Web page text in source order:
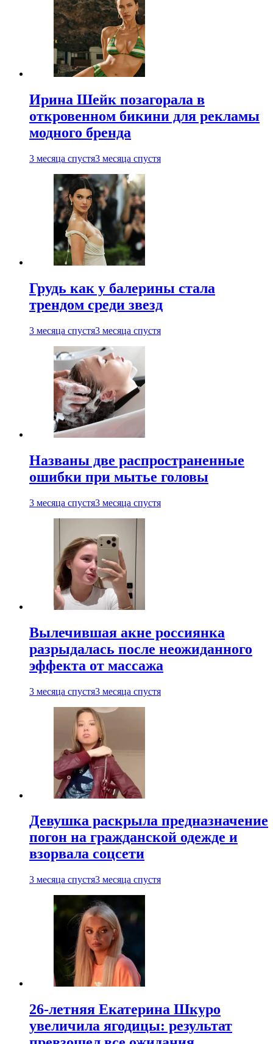
Ирина Шейк позагорала в
откровенном бикини для рекламы
модного бренда
3 месяца спустя3 месяца спустя
Грудь как у балерины стала
трендом среди звезд
3 месяца спустя3 месяца спустя
Названы две распространенные
ошибки при мытье головы
3 месяца спустя3 месяца спустя
Вылечившая акне россиянка
разрыдалась после неожиданного
эффекта от массажа
3 месяца спустя3 месяца спустя
Девушка раскрыла предназначение
погон на гражданской одежде и
взорвала соцсети
3 месяца спустя3 месяца спустя
26-летняя Екатерина Шкуро
увеличила ягодицы: результат